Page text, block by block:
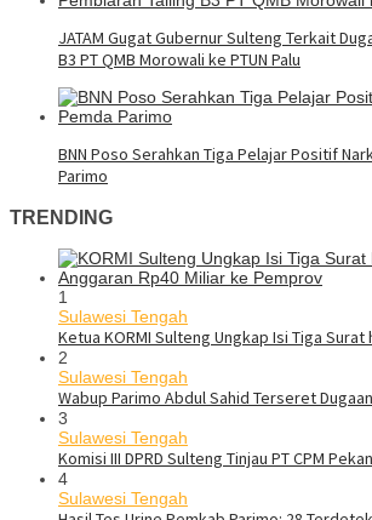
JATAM Gugat Gubernur Sulteng Terkait
B3 PT QMB Morowali ke PTUN Palu
BNN Poso Serahkan Tiga Pelajar Positif
Parimo
TRENDING
1
Sulawesi Tengah
Ketua KORMI Sulteng Ungkap Isi Tiga
2
Sulawesi Tengah
Wabup Parimo Abdul Sahid Terseret
3
Sulawesi Tengah
Komisi III DPRD Sulteng Tinjau PT CPM
4
Sulawesi Tengah